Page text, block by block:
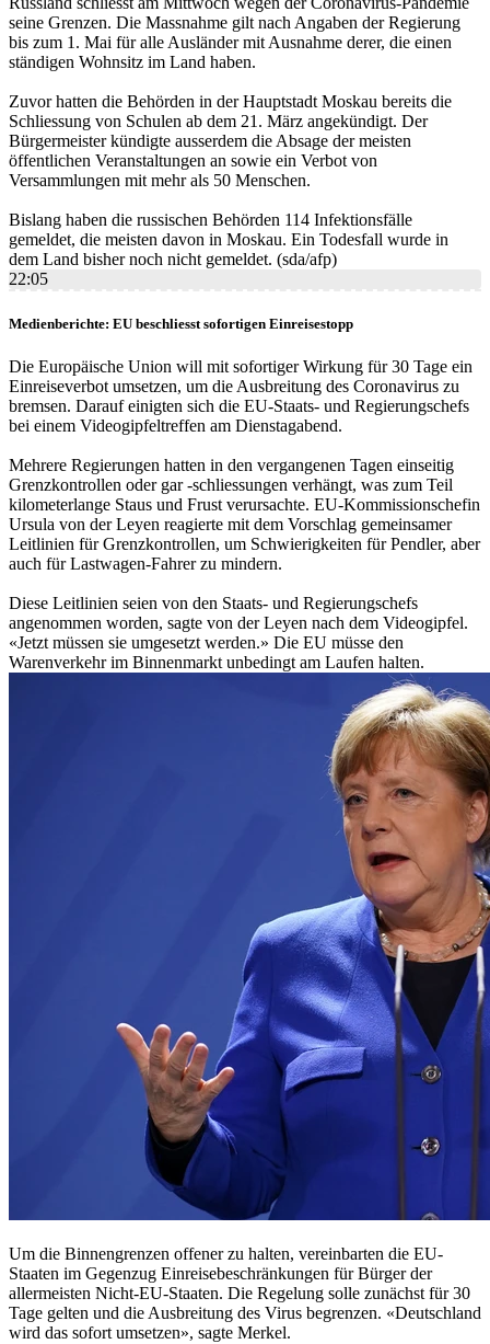
seine Grenzen. Die Massnahme gilt nach Angaben der Regierung
bis zum 1. Mai für alle Ausländer mit Ausnahme derer, die einen
ständigen Wohnsitz im Land haben.
Zuvor hatten die Behörden in der Hauptstadt Moskau bereits die
Schliessung von Schulen ab dem 21. März angekündigt. Der
Bürgermeister kündigte ausserdem die Absage der meisten
öffentlichen Veranstaltungen an sowie ein Verbot von
Versammlungen mit mehr als 50 Menschen.
Bislang haben die russischen Behörden 114 Infektionsfälle
gemeldet, die meisten davon in Moskau. Ein Todesfall wurde in
dem Land bisher noch nicht gemeldet. (sda/afp)
22:05
Medienberichte: EU beschliesst sofortigen Einreisestopp
Die Europäische Union will mit sofortiger Wirkung für 30 Tage ein
Einreiseverbot umsetzen, um die Ausbreitung des Coronavirus zu
bremsen. Darauf einigten sich die EU-Staats- und Regierungschefs
bei einem Videogipfeltreffen am Dienstagabend.
Mehrere Regierungen hatten in den vergangenen Tagen einseitig
Grenzkontrollen oder gar -schliessungen verhängt, was zum Teil
kilometerlange Staus und Frust verursachte. EU-Kommissionschefin
Ursula von der Leyen reagierte mit dem Vorschlag gemeinsamer
Leitlinien für Grenzkontrollen, um Schwierigkeiten für Pendler, aber
auch für Lastwagen-Fahrer zu mindern.
Diese Leitlinien seien von den Staats- und Regierungschefs
angenommen worden, sagte von der Leyen nach dem Videogipfel.
«Jetzt müssen sie umgesetzt werden.» Die EU müsse den
Warenverkehr im Binnenmarkt unbedingt am Laufen halten.
Um die Binnengrenzen offener zu halten, vereinbarten die EU-
Staaten im Gegenzug Einreisebeschränkungen für Bürger der
allermeisten Nicht-EU-Staaten. Die Regelung solle zunächst für 30
Tage gelten und die Ausbreitung des Virus begrenzen. «Deutschland
wird das sofort umsetzen», sagte Merkel.